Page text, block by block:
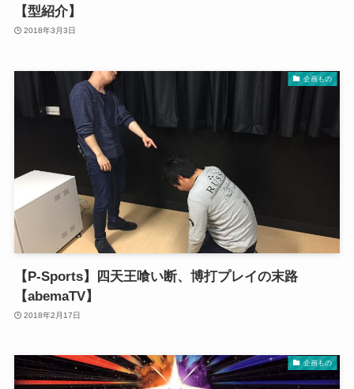
【型紹介】
2018年3月3日
企画もの
【P-Sports】四天王喰い断、博打プレイの末路
【abemaTV】
2018年2月17日
企画もの